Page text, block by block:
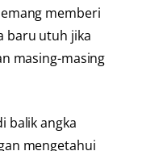
memberi
baru utuh jika
masing-masing
balik angka
mengetahui